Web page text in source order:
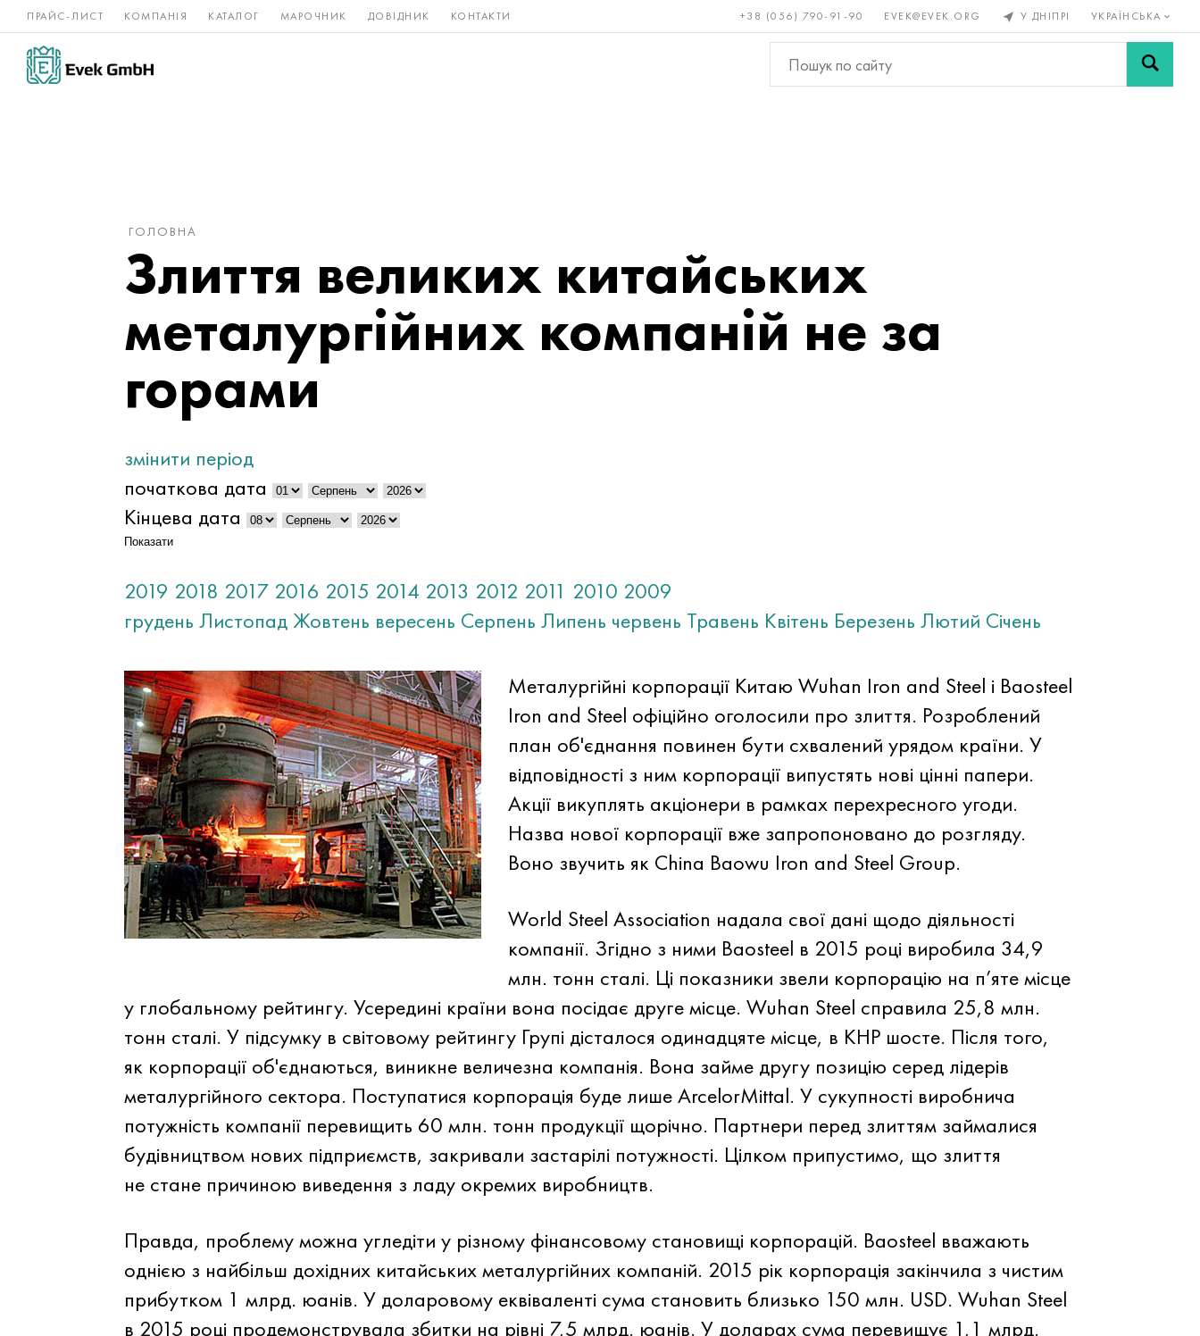
ПРАЙС-ЛИСТ КОМПАНІЯ КАТАЛОГ МАРОЧНИК ДОВІДНИК КОНТАКТИ +38 (056) 790-91-90 EVEK@EVEK.ORG У ДНІПРІ УКРАЇНСЬКА
Нікелеві
сплави
Рідкісні і Бронза, мідь, Кольорові
метали
Легована Сітки і
ГОЛОВНА
Злиття великих китайських
металургійних компаній не за
горами
змінити період
початкова дата
Кінцева дата
Показати
2019 2018 2017 2016 2015 2014 2013 2012 2011 2010 2009
грудень ЛистопадЖовтень вересень Серпень Липень червень Травень Квітень Березень Лютий Січень
Металургійні корпорації Китаю Wuhan Iron and Steel і Baosteel
Iron and Steel офіційно оголосили про злиття. Розроблений
план об'єднання повинен бути схвалений урядом країни. У
відповідності з ним корпорації випустять нові цінні папери.
Акції викуплять акціонери в рамках перехресного угоди.
Назва нової корпорації вже запропоновано до розгляду.
Воно звучить як China Baowu Iron and Steel Group.
World Steel Association надала свої дані щодо діяльності
компанії. Згідно з ними Baosteel в 2015 році виробила 34,9
млн. тонн сталі. Ці показники звели корпорацію на п’яте місце
у глобальному рейтингу. Усередині країни вона посідає друге місце. Wuhan Steel справила 25,8 млн.
тонн сталі. У підсумку в світовому рейтингу Групі дісталося одинадцяте місце, в КНР шосте. Після того,
як корпорації об'єднаються, виникне величезна компанія. Вона займе другу позицію серед лідерів
металургійного сектора. Поступатися корпорація буде лише ArcelorMittal. У сукупності виробнича
потужність компанії перевищить 60 млн. тонн продукції щорічно. Партнери перед злиттям займалися
будівництвом нових підприємств, закривали застарілі потужності. Цілком припустимо, що злиття
не стане причиною виведення з ладу окремих виробництв.
Правда, проблему можна угледіти у різному фінансовому становищі корпорацій. Baosteel вважають
однією з найбільш дохідних китайських металургійних компаній. 2015 рік корпорація закінчила з чистим
прибутком 1 млрд. юанів. У доларовому еквіваленті сума становить близько 150 млн. USD. Wuhan Steel
в 2015 році продемонструвала збитки на рівні 7,5 млрд. юанів. У доларах сума перевищує 1,1 млрд.